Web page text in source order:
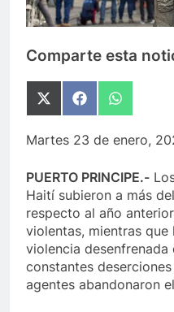
Comparte esta
Compartir
en
(Twitter)
Compartir
en
Compartir
en
Martes 23 de enero,
PUERTO PRINCIPE.-
Haití subieron a más
respecto al año
violentas, mientras que
violencia desenfrenada
constantes
agentes abandonaron